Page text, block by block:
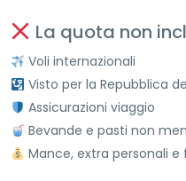
La quota non
Voli internazionali
Visto per la Repubblica
Assicurazioni viaggio
Bevande e pasti non
Mance, extra personali